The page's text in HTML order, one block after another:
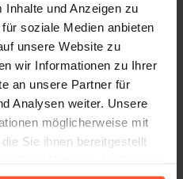
und Anzeigen zu
soziale Medien anbieten
unsere Website zu
wir Informationen zu Ihrer
an unsere Partner für
Analysen weiter. Unsere
möglicherweise mit
Sie ihnen bereitgestellt
und Garantie
sich nach gesetzlichen
der Leistungen von
über die